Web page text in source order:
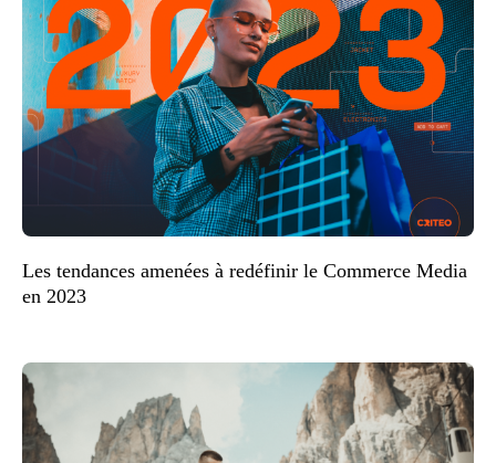
Les tendances amenées à redéfinir le Commerce Media
en 2023